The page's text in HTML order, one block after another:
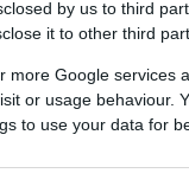
by us to third
it to other third
more Google services
or usage behaviour.
to use your data for
gyors karriert a neves
soha nem
felvetett gondolatok